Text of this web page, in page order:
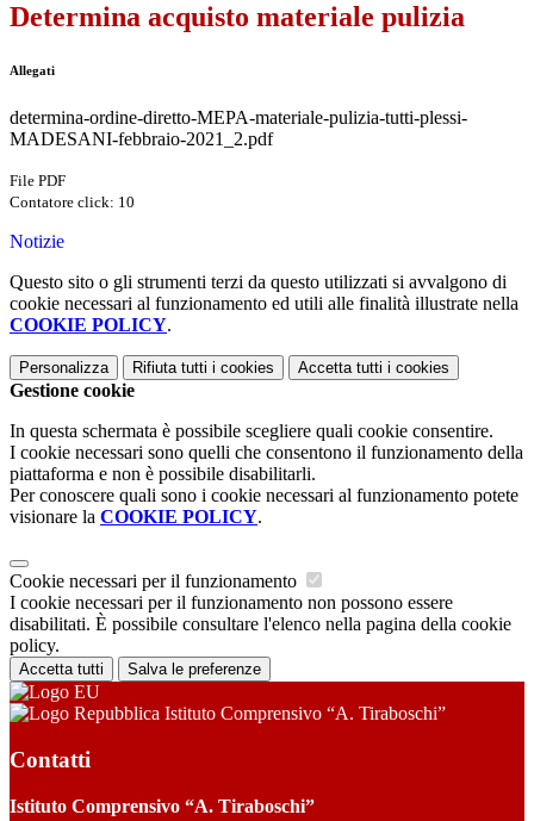
Determina acquisto materiale pulizia
Allegati
determina-ordine-diretto-MEPA-materiale-pulizia-tutti-plessi-
MADESANI-febbraio-2021_2.pdf
File PDF
Contatore click: 10
Notizie
Questo sito o gli strumenti terzi da questo utilizzati si avvalgono di
cookie necessari al funzionamento ed utili alle finalità illustrate nella
COOKIE POLICY.
Personalizza Rifiuta tutti i cookies Accetta tutti i cookies
Gestione cookie
In questa schermata è possibile scegliere quali cookie consentire.
I cookie necessari sono quelli che consentono il funzionamento della
piattaforma e non è possibile disabilitarli.
Per conoscere quali sono i cookie necessari al funzionamento potete
visionare la COOKIE POLICY.
Cookie necessari per il funzionamento
I cookie necessari per il funzionamento non possono essere
disabilitati. È possibile consultare l'elenco nella pagina della cookie
policy.
Accetta tutti Salva le preferenze
Istituto Comprensivo “A. Tiraboschi”
Contatti
Istituto Comprensivo “A. Tiraboschi”